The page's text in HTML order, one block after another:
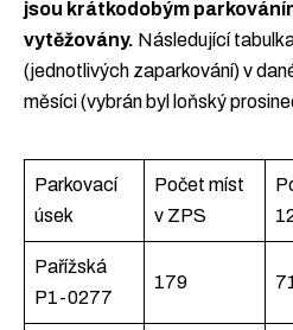
jsou krátkodobým
vytěžovány. Následující
(jednotlivých zaparkování) v
měsíci (vybrán byl loňský
Parkovací
úsek
Počet míst
v ZPS
Pařížská
P1-0277
179